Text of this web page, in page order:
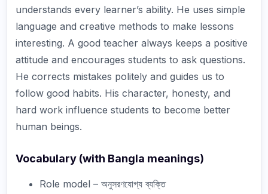
understands every learner’s ability. He uses simple
language and creative methods to make lessons
interesting. A good teacher always keeps a positive
attitude and encourages students to ask questions.
He corrects mistakes politely and guides us to
follow good habits. His character, honesty, and
hard work influence students to become better
human beings.
Vocabulary (with Bangla meanings)
Role model – অনুসরণযোগ্য ব্যক্তি